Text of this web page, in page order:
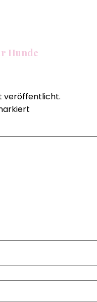
Hunde
veröffentlicht.